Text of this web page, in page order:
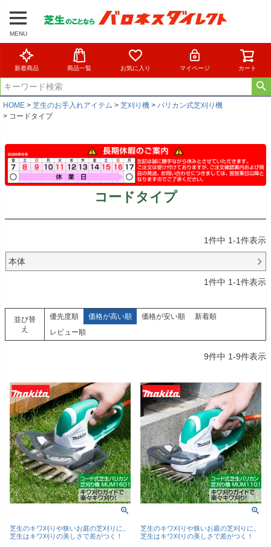
MENU
新着商品 商品一覧 お気に入り マイページ カート
HOME 芝生のお手入れアイテム 芝刈り機
バリカン式芝刈り機
コードタイプ
コードタイプ
1件中 1-1件表示
本体
1件中 1-1件表示
並び替
え
優先度順 価格が高い順 価格が安い順
新着順
レビュー順
9件中 1-9件表示
芝生のキワ刈りや狭いお庭の芝刈りに。
芝生はキワ刈りの美しさで差がつく！
芝生のキワ刈りや狭いお庭の芝刈りに。
芝生はキワ刈りの美しさで差がつく！